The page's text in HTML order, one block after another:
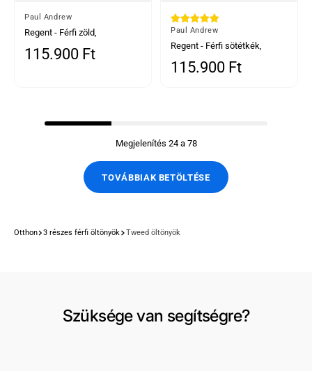
Által
Paul Andrew
Regent - Férfi zöld,
háromrészes, kockás öltöny,
walesi herceg mintával
Normál ár
115.900 Ft
Által
Paul Andrew
Regent - Férfi sötétkék,
háromrészes, kockás öltöny,
walesi herceg mintával
Normál ár
115.900 Ft
Megjelenítés 24 a 78
TOVÁBBIAK BETÖLTÉSE
Otthon 3 részes férfi öltönyök Tweed öltönyök
Szüksége van segítségre?